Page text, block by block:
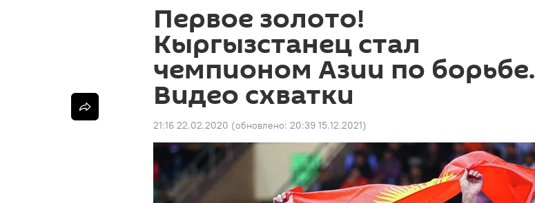
Первое золото!
Кыргызстанец стал
чемпионом Азии по борьбе.
Видео схватки
21:16 22.02.2020 (обновлено: 20:39 15.12.2021)